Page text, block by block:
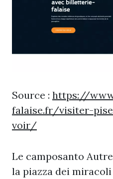
Source : https://
falaise.fr/visiter-
voir/
Le camposanto
la piazza dei miracoli